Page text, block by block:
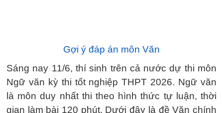
Gợi ý đáp án môn Văn
Sáng nay 11/6, thí sinh trên cả nước dự thi môn
Ngữ văn kỳ thi tốt nghiệp THPT 2026. Ngữ văn
là môn duy nhất thi theo hình thức tự luận, thời
gian làm bài 120 phút. Dưới đây là đề Văn chính